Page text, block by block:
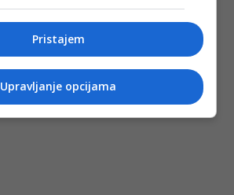
Pristajem
Upravljanje opcijama